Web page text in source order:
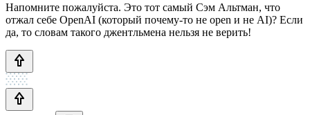
Напомните пожалуйста. Это тот самый Сэм Альтман, что
отжал себе OpenAI (который почему-то не open и не AI)? Если
да, то словам такого джентльмена нельзя не верить!